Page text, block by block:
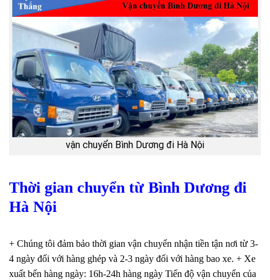
vận chuyển Bình Dương đi Hà Nội
Thời gian chuyển từ Bình Dương đi
Hà Nội
+ Chúng tôi đảm bảo thời gian vận chuyển nhận tiền tận nơi từ 3-
4 ngày đối với hàng ghép và 2-3 ngày đối với hàng bao xe. + Xe
xuất bến hàng ngày: 16h-24h hàng ngày Tiến độ vận chuyển của